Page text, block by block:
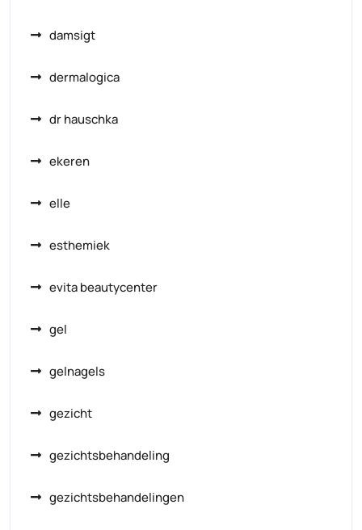
damsigt
dermalogica
dr hauschka
ekeren
elle
esthemiek
evita beautycenter
gel
gelnagels
gezicht
gezichtsbehandeling
gezichtsbehandelingen